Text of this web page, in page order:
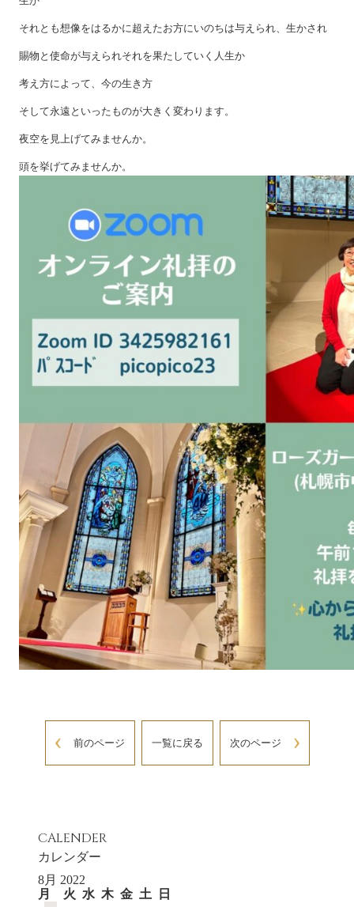
それとも想像をはるかに超えたお方にいのちは与えられ、生かされ
賜物と使命が与えられそれを果たしていく人生か
考え方によって、今の生き方
そして永遠といったものが大きく変わります。
夜空を見上げてみませんか。
頭を挙げてみませんか。
前のページ 一覧に戻る 次のページ
CALENDER
カレンダー
8月 2022
月
火 水 木 金 土
日